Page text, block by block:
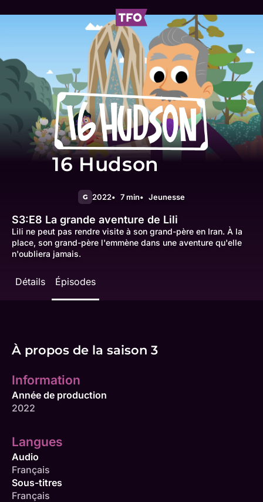
16 Hudson
G 2022 7 min Jeunesse
S3:E8 La grande aventure de Lili
Lili ne peut pas rendre visite à son grand-père en Iran. À la
place, son grand-père l'emmène dans une aventure qu'elle
n'oubliera jamais.
Détails Épisodes
À propos de la saison 3
Information
Année de production
2022
Langues
Audio
Français
Sous-titres
Français